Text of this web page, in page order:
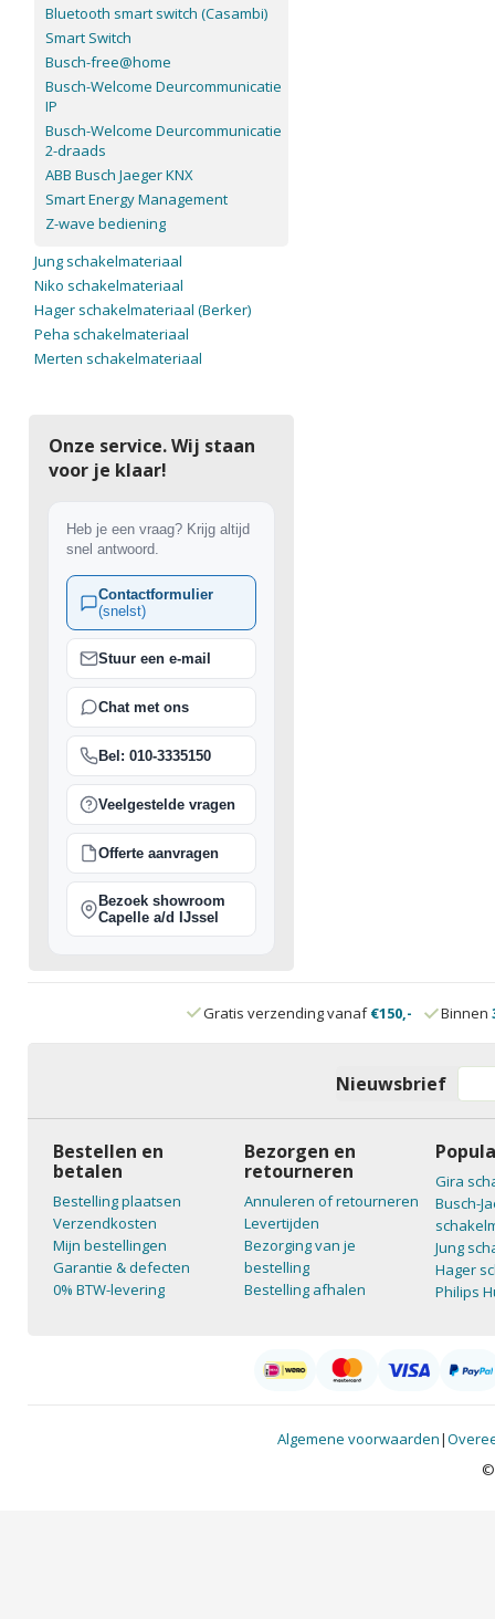
Bluetooth smart switch (Casambi)
Smart Switch
Busch-free@home
Busch-Welcome Deurcommunicatie
IP
Busch-Welcome Deurcommunicatie
2-draads
ABB Busch Jaeger KNX
Smart Energy Management
Z-wave bediening
Jung schakelmateriaal
Niko schakelmateriaal
Hager schakelmateriaal (Berker)
Peha schakelmateriaal
Merten schakelmateriaal
Onze service. Wij staan
voor je klaar!
Heb je een vraag? Krijg altijd
snel antwoord.
Contactformulier
(snelst)
Stuur een e-mail
Chat met ons
Bel: 010-3335150
Veelgestelde vragen
Offerte aanvragen
Bezoek showroom
Capelle a/d IJssel
Gratis verzending vanaf€150,- Binnen
Nieuwsbrief
Bestellen en
betalen
Bestelling plaatsen
Verzendkosten
Mijn bestellingen
Garantie & defecten
0% BTW-levering
Bezorgen en
retourneren
Annuleren of retourneren
Levertijden
Bezorging van je
bestelling
Bestelling afhalen
Gira
Busch-
Jung
Hager
Philips
Algemene voorwaarden|
©